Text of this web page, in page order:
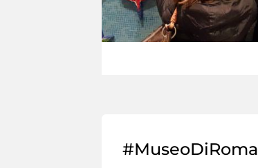
#MuseoDiRoma